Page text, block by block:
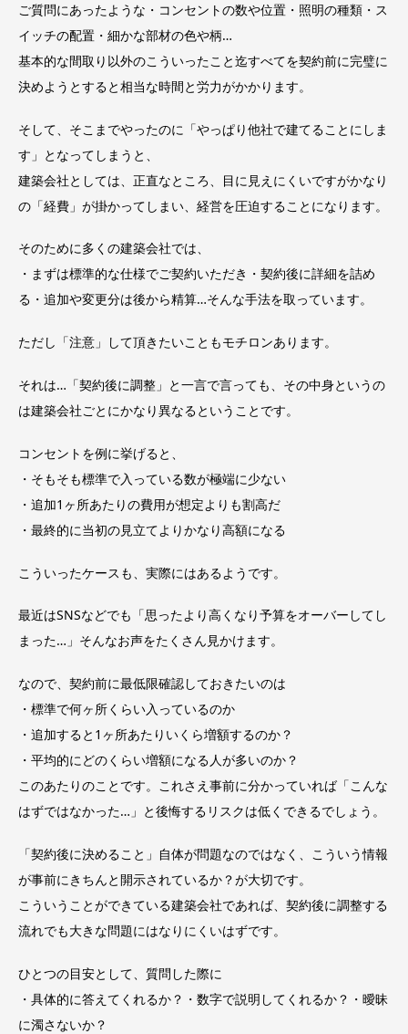
ご質問にあったような・コンセントの数や位置・照明の種類・ス
イッチの配置・細かな部材の色や柄…
基本的な間取り以外のこういったこと迄すべてを契約前に完璧に
決めようとすると相当な時間と労力がかかります。
そして、そこまでやったのに「やっぱり他社で建てることにしま
す」となってしまうと、
建築会社としては、正直なところ、目に見えにくいですがかなり
の「経費」が掛かってしまい、経営を圧迫することになります。
そのために多くの建築会社では、
・まずは標準的な仕様でご契約いただき・契約後に詳細を詰め
る・追加や変更分は後から精算…そんな手法を取っています。
ただし「注意」して頂きたいこともモチロンあります。
それは…「契約後に調整」と一言で言っても、その中身というの
は建築会社ごとにかなり異なるということです。
コンセントを例に挙げると、
・そもそも標準で入っている数が極端に少ない
・追加1ヶ所あたりの費用が想定よりも割高だ
・最終的に当初の見立てよりかなり高額になる
こういったケースも、実際にはあるようです。
最近はSNSなどでも「思ったより高くなり予算をオーバーしてし
まった…」そんなお声をたくさん見かけます。
なので、契約前に最低限確認しておきたいのは
・標準で何ヶ所くらい入っているのか
・追加すると1ヶ所あたりいくら増額するのか？
・平均的にどのくらい増額になる人が多いのか？
このあたりのことです。これさえ事前に分かっていれば「こんな
はずではなかった…」と後悔するリスクは低くできるでしょう。
「契約後に決めること」自体が問題なのではなく、こういう情報
が事前にきちんと開示されているか？が大切です。
こういうことができている建築会社であれば、契約後に調整する
流れでも大きな問題にはなりにくいはずです。
ひとつの目安として、質問した際に
・具体的に答えてくれるか？・数字で説明してくれるか？・曖昧
に濁さないか？